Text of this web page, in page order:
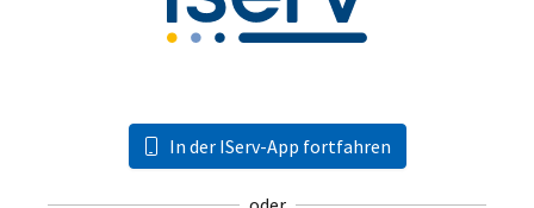
In der IServ-App fortfahren